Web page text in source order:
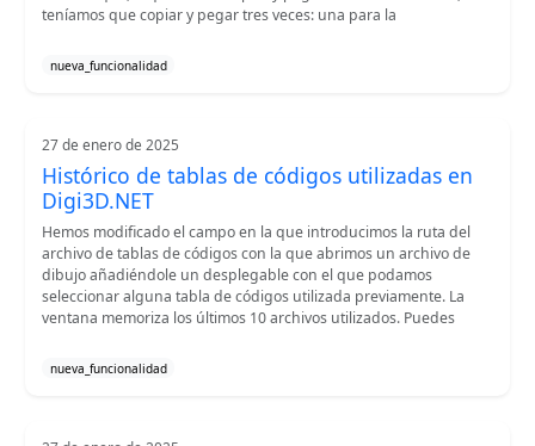
teníamos que copiar y pegar tres veces: una para la
nueva_funcionalidad
27 de enero de 2025
Histórico de tablas de códigos utilizadas en
Digi3D.NET
Hemos modificado el campo en la que introducimos la ruta del
archivo de tablas de códigos con la que abrimos un archivo de
dibujo añadiéndole un desplegable con el que podamos
seleccionar alguna tabla de códigos utilizada previamente. La
ventana memoriza los últimos 10 archivos utilizados. Puedes
nueva_funcionalidad